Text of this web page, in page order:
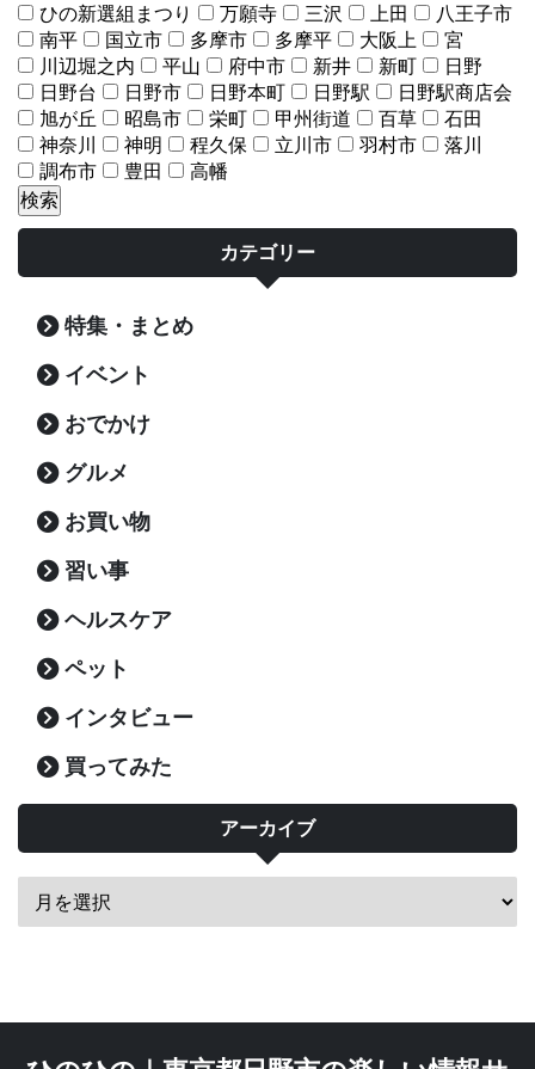
ひの新選組まつり 万願寺 三沢 上田
八王子市
南平
国立市 多摩市 多摩平 大阪上
宮
川辺堀之内
平山 府中市 新井 新町
日野
日野台
日野市 日野本町 日野駅
日野駅商店会
旭が丘
昭島市 栄町 甲州街道 百草
石田
神奈川
神明 程久保 立川市 羽村市
落川
調布市
豊田 高幡
カテゴリー
特集・まとめ
イベント
おでかけ
グルメ
お買い物
習い事
ヘルスケア
ペット
インタビュー
買ってみた
アーカイブ